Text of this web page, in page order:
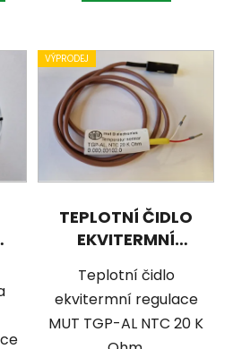
VÝPRODEJ
TEPLOTNÍ ČIDLO
EKVITERMNÍ
Teplotní čidlo
ekvitermní regulace
MUT TGP-AL NTC 20 K